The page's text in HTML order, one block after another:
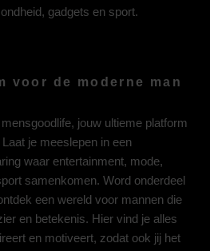
gadgets en sport.
voor de moderne man
jouw ultieme platform
je meeslepen in een
waar entertainment, mode,
samenkomen. Word onderdeel
een wereld voor mannen die
en betekenis. Hier vind je alles
en motiveert, zodat ook jij het